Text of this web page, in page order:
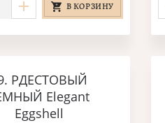
В КОРЗИНУ
РДЕСТОВЫЙ
Elegant
Eggshell